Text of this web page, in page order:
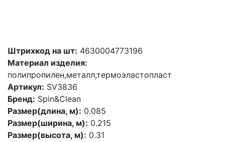
Штрихкод на шт: 4630004773196
Материал изделия:
полипропилен,металл,термоэластопласт
Артикул: SV3836
Бренд: Spin&Clean
Размер(длина, м): 0.085
Размер(ширина, м): 0.215
Размер(высота, м): 0.31